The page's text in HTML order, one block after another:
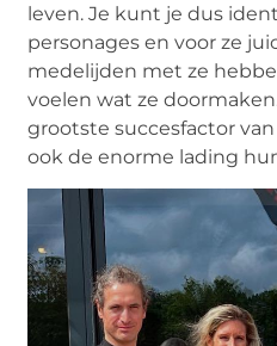
leven. Je kunt je dus
personages en voor ze
medelijden met ze
voelen wat ze
grootste succesfactor
ook de enorme lading